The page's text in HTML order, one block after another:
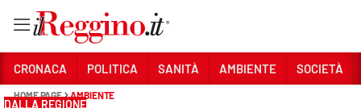
CRONACA POLITICA SANITÀ AMBIENTE SOCIETÀ
HOME PAGE AMBIENTE
DALLA REGIONE